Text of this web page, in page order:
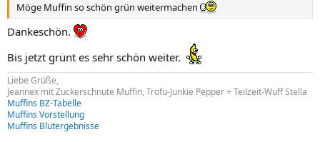
Möge Muffin so schön grün weitermachen
Dankeschön.
Bis jetzt grünt es sehr schön weiter.
Liebe Grüße,
Jeannex mit Zuckerschnute Muffin, Trofu-Junkie Pepper + Teilzeit-Wuff Stella
Muffins BZ-Tabelle
Muffins Vorstellung
Muffins Blutergebnisse